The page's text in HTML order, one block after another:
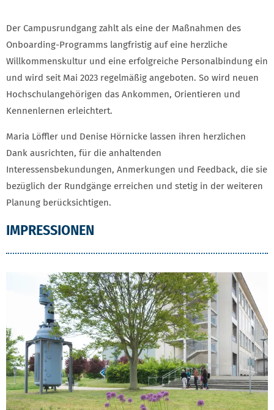
Der Campusrundgang zahlt als eine der Maßnahmen des
Onboarding-Programms langfristig auf eine herzliche
Willkommenskultur und eine erfolgreiche Personalbindung ein
und wird seit Mai 2023 regelmäßig angeboten. So wird neuen
Hochschulangehörigen das Ankommen, Orientieren und
Kennenlernen erleichtert.
Maria Löffler und Denise Hörnicke lassen ihren herzlichen
Dank ausrichten, für die anhaltenden
Interessensbekundungen, Anmerkungen und Feedback, die sie
bezüglich der Rundgänge erreichen und stetig in der weiteren
Planung berücksichtigen.
IMPRESSIONEN